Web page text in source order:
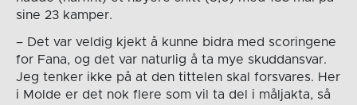
sine 23 kamper.
– Det var veldig kjekt å kunne bidra med scoringene
for Fana, og det var naturlig å ta mye skuddansvar.
Jeg tenker ikke på at den tittelen skal forsvares. Her
i Molde er det nok flere som vil ta del i måljakta, så